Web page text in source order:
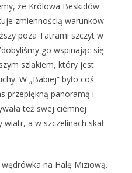
że Królowa Beskidów
zmiennością warunków
poza Tatrami szczyt w
go wspinając się
szlakiem, który jest
W „Babiej” było coś
przepiękną panoramą i
też swej ciemnej
a w szczelinach skał
na Halę Miziową.